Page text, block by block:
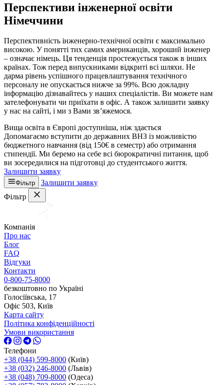
Перспективи інженерної освіти
Німеччини
Перспективність інженерно-технічної освіти є максимально
високою. У понятті тих самих американців, хороший інженер
– означає німець. Ця тенденція простежується також в інших
країнах. Тож перед випускниками відкриті всі шляхи. Не
дарма рівень успішного працевлаштування технічного
персоналу не опускається нижче за 99%. Всю докладну
інформацію дізнавайтесь у наших спеціалістів. Ви можете нам
зателефонувати чи приїхати в офіс. А також залишити заявку
у нас на сайті, і ми з Вами зв’яжемося.
Вища освіта в Європі доступніша, ніж здається
Допомагаємо вступити до державних ВНЗ із можливістю
бюджетного навчання (від 150€ в семестр) або отримання
стипендії. Ми беремо на себе всі бюрократичні питання, щоб
ви зосередилися на підготовці до студентського життя.
Залишити заявку
Фільтр
Залишити заявку
Фільтр
Компанія
Про нас
Блог
FAQ
Відгуки
Контакти
0-800-75-8000
безкоштовно по Україні
Голосіївська, 17
Офіс 503, Київ
Карта сайту
Політика конфіденційності
Умови використання
Телефони
+38 (044) 599-8000 (Київ)
+38 (032) 246-8000 (Львів)
+38 (048) 709-8000 (Одеса)